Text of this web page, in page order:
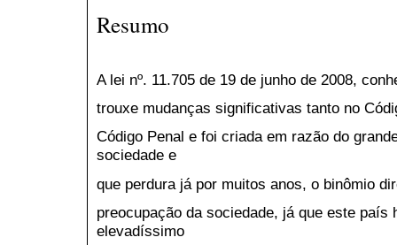
Resumo
A lei nº. 11.705 de 19 de junho de 2008,
trouxe mudanças significativas tanto no
Código Penal e foi criada em razão do
sociedade e
que perdura já por muitos anos, o binômio
preocupação da sociedade, já que este país
elevadíssimo